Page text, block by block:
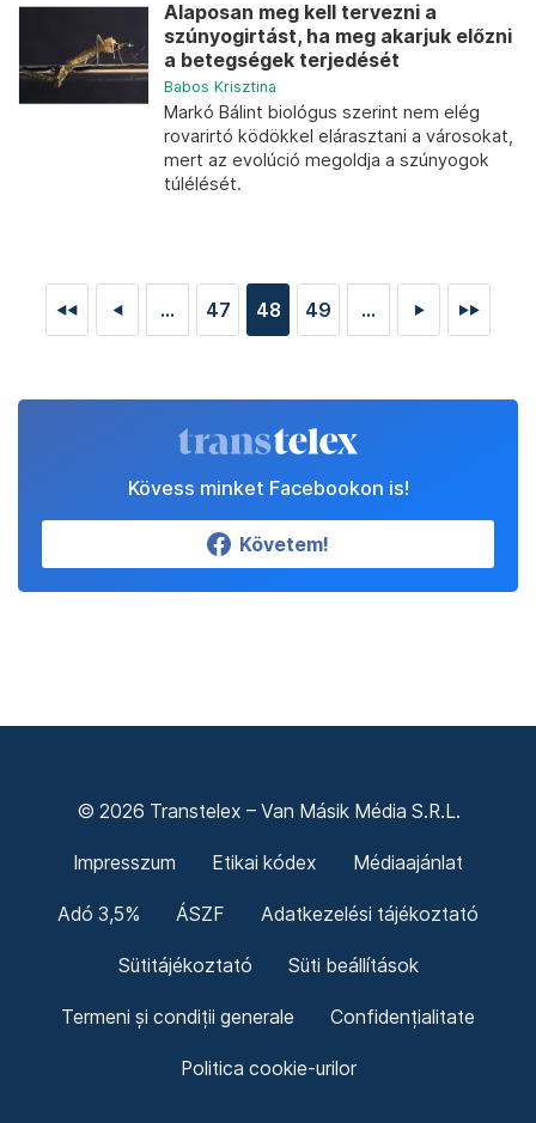
Alaposan meg kell tervezni a
szúnyogirtást, ha meg akarjuk előzni
a betegségek terjedését
Babos Krisztina
Markó Bálint biológus szerint nem elég
rovarirtó ködökkel elárasztani a városokat,
mert az evolúció megoldja a szúnyogok
túlélését.
◄◄ ◄ ... 47 48 49 ... ► ►►
Kövess minket Facebookon is!
Követem!
© 2026 Transtelex – Van Másik Média S.R.L.
Impresszum Etikai kódex Médiaajánlat
Adó 3,5% ÁSZF Adatkezelési tájékoztató
Sütitájékoztató Süti beállítások
Termeni și condiții generale Confidențialitate
Politica cookie-urilor